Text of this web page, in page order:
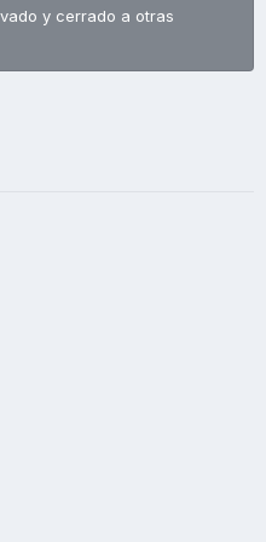
y cerrado a otras